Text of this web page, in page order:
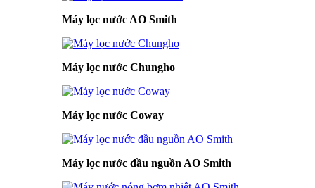
Máy lọc nước AO Smith
Máy lọc nước Chungho
Máy lọc nước Coway
Máy lọc nước đầu nguồn AO Smith